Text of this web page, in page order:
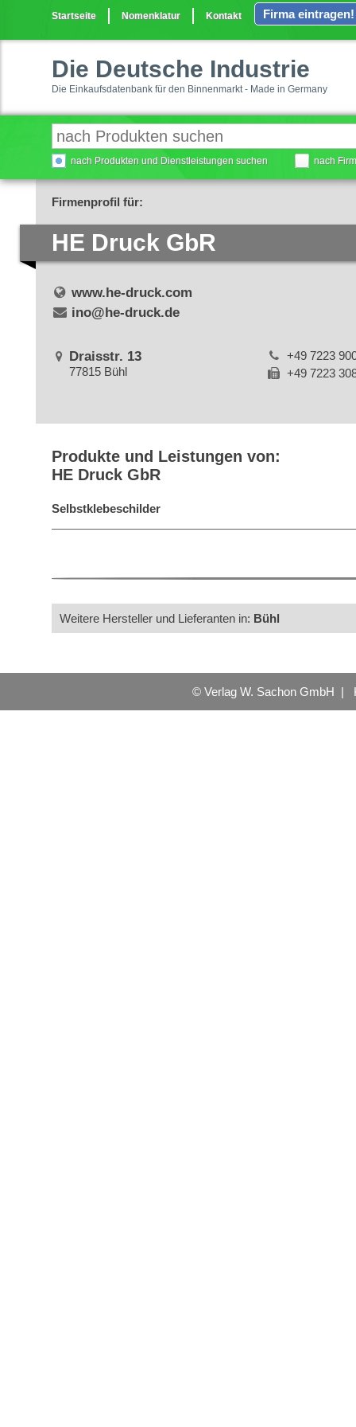
Startseite Nomenklatur Kontakt Firma eintragen!
Die Deutsche Industrie
Die Einkaufsdatenbank für den Binnenmarkt - Made in Germany
nach Produkten und Dienstleistungen suchen nach
Firmenprofil für:
HE Druck GbR
www.he-druck.com
ino@he-druck.de
Draisstr. 13
77815 Bühl
+49 7223
+49 7223
Produkte und Leistungen von:
HE Druck GbR
Selbstklebeschilder
Weitere Hersteller und Lieferanten in: Bühl
© Verlag W. Sachon GmbH |